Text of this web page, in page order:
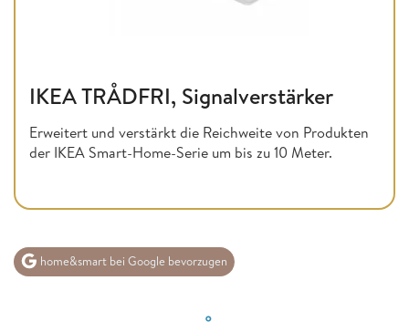
IKEA TRÅDFRI, Signalverstärker
Erweitert und verstärkt die Reichweite von Produkten
der IKEA Smart-Home-Serie um bis zu 10 Meter.
home&smart bei Google bevorzugen